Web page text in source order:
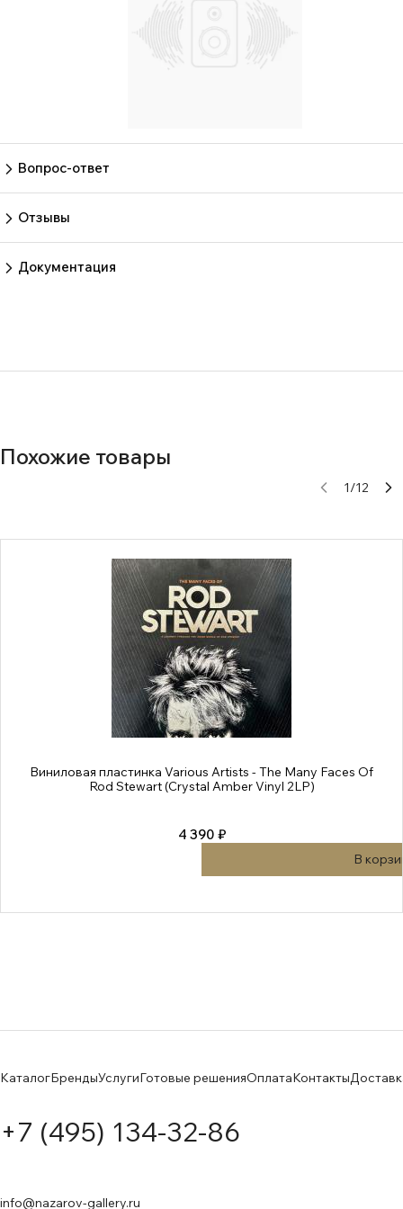
Вопрос-ответ
Отзывы
Документация
Похожие товары
1/12
Виниловая пластинка Various Artists - The Many Faces Of
Rod Stewart (Crystal Amber Vinyl 2LP)
4 390 ₽
В
КаталогБрендыУслугиГотовые решенияОплатаКонтакты
+7 (495) 134-32-86
info@nazarov-gallery.ru